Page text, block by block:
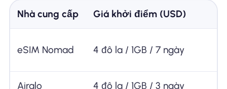
Nhà cung cấp Giá khởi điểm (USD)
eSIM Nomad 4 đô la / 1GB / 7 ngày
Airalo 4 đô la / 1GB / 3 ngày